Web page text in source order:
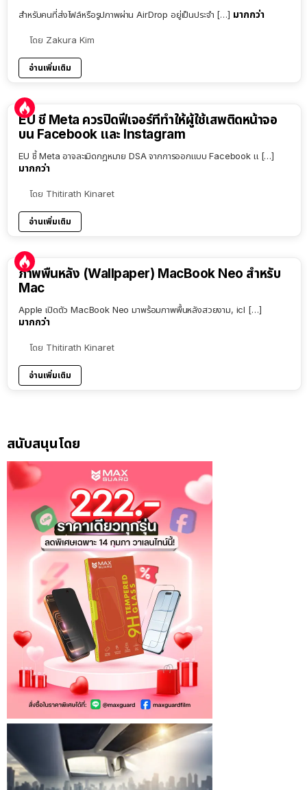
สำหรับคนที่ส่งไฟล์หรือรูปภาพผ่าน AirDrop อยู่เป็นประจำ […] มากกว่า
โดย Zakura Kim
อ่านเพิ่มเติม
EU ชี้ Meta ควรปิดฟีเจอร์ที่ทำให้ผู้ใช้เสพติดหน้าจอ
บน Facebook และ Instagram
EU ชี้ Meta อาจละเมิดกฎหมาย DSA จากการออกแบบ Facebook แ […]
มากกว่า
โดย Thitirath Kinaret
อ่านเพิ่มเติม
ภาพพื้นหลัง (Wallpaper) MacBook Neo สำหรับ
Mac
Apple เปิดตัว MacBook Neo มาพร้อมภาพพื้นหลังสวยงาม, icl […]
มากกว่า
โดย Thitirath Kinaret
อ่านเพิ่มเติม
สนับสนุนโดย